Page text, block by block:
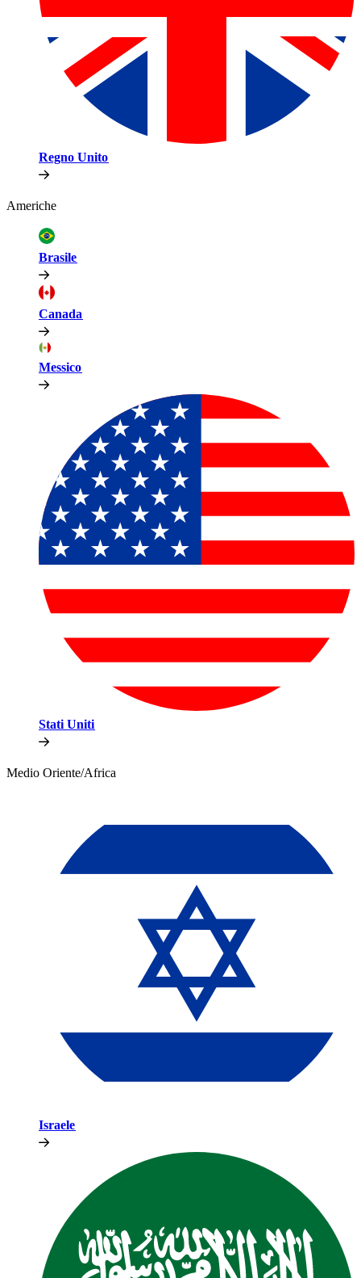
Regno Unito​​
Americhe​​
Brasile​​
Canada​​
Messico​​
Stati Uniti​​
Medio Oriente/Africa​​
Israele​​